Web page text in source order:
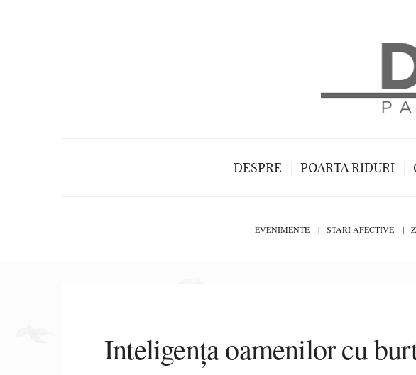
DESPRE POARTA RIDURI
EVENIMENTE STARI AFECTIVE
Inteligența oamenilor cu